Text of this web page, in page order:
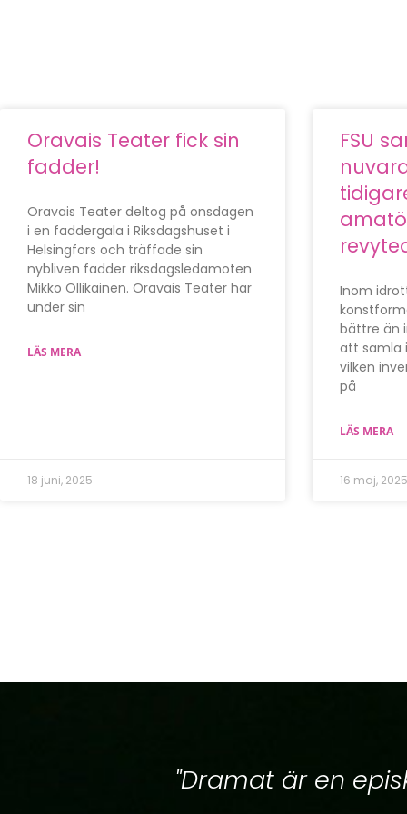
Oravais Teater fick sin
fadder!
Oravais Teater deltog på onsdagen
i en faddergala i Riksdagshuset i
Helsingfors och träffade sin
nybliven fadder riksdagsledamoten
Mikko Ollikainen. Oravais Teater har
under sin
LÄS MERA
18 juni, 2025
FSU
Inom
bättre än
att samla
vilken
på
LÄS MERA
16 maj, 2025
"Dramat är en